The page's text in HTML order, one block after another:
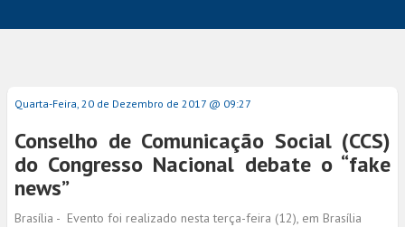
Quarta-Feira, 20 de Dezembro de 2017 @ 09:27
Conselho de Comunicação Social (CCS)
do Congresso Nacional debate o “fake
news”
Brasília - Evento foi realizado nesta terça-feira (12), em Brasília